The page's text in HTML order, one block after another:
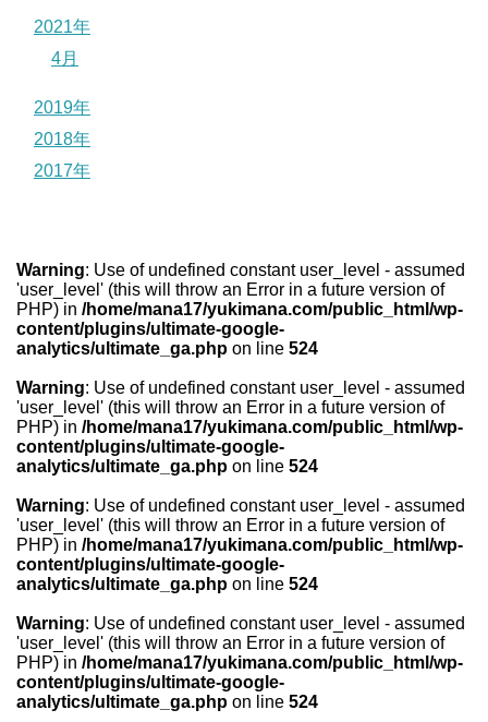
2021年
4月
2019年
2018年
2017年
Warning: Use of undefined constant user_level - assumed
'user_level' (this will throw an Error in a future version of
PHP) in /home/mana17/yukimana.com/public_html/wp-
content/plugins/ultimate-google-
analytics/ultimate_ga.php on line 524
Warning: Use of undefined constant user_level - assumed
'user_level' (this will throw an Error in a future version of
PHP) in /home/mana17/yukimana.com/public_html/wp-
content/plugins/ultimate-google-
analytics/ultimate_ga.php on line 524
Warning: Use of undefined constant user_level - assumed
'user_level' (this will throw an Error in a future version of
PHP) in /home/mana17/yukimana.com/public_html/wp-
content/plugins/ultimate-google-
analytics/ultimate_ga.php on line 524
Warning: Use of undefined constant user_level - assumed
'user_level' (this will throw an Error in a future version of
PHP) in /home/mana17/yukimana.com/public_html/wp-
content/plugins/ultimate-google-
analytics/ultimate_ga.php on line 524